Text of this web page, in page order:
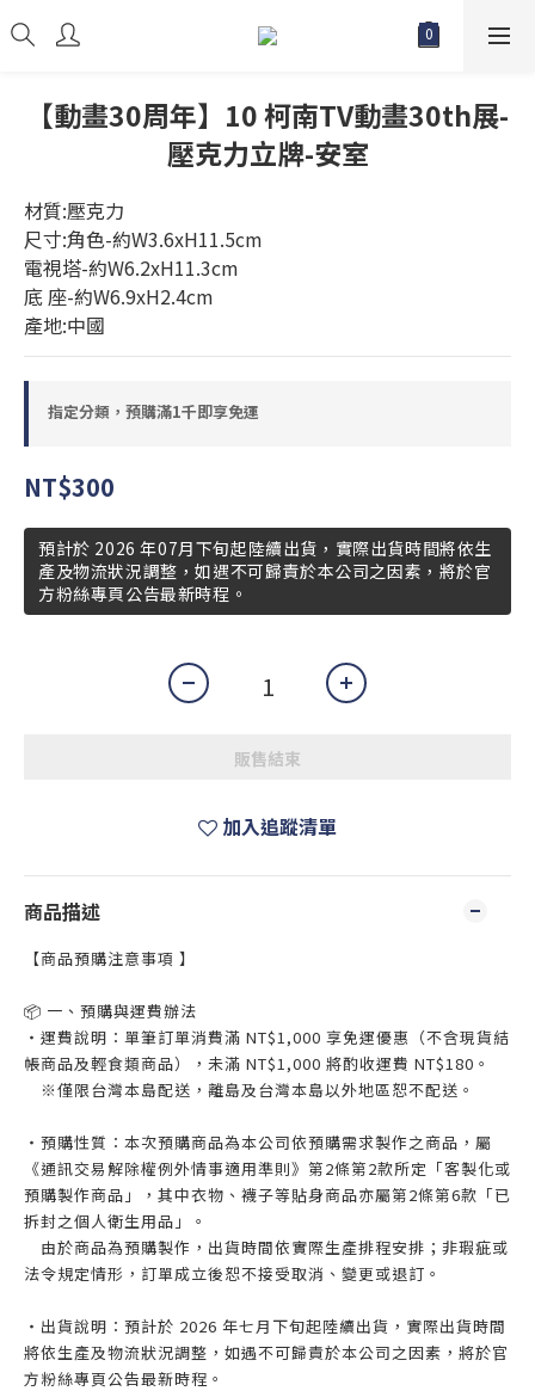
【動畫30周年】10 柯南TV動畫30th展-
壓克力立牌-安室
材質:壓克力
尺寸:角色-約W3.6xH11.5cm
電視塔-約W6.2xH11.3cm
底 座-約W6.9xH2.4cm
產地:中國
指定分類，預購滿1千即享免運
NT$300
預計於 2026 年07月下旬起陸續出貨，實際出貨時間將依生
產及物流狀況調整，如遇不可歸責於本公司之因素，將於官
方粉絲專頁公告最新時程。
販售結束
加入追蹤清單
商品描述
【商品預購注意事項 】
📦 一、預購與運費辦法
・運費說明：單筆訂單消費滿 NT$1,000 享免運優惠（不含現貨結
帳商品及輕食類商品），未滿 NT$1,000 將酌收運費 NT$180。
※僅限台灣本島配送，離島及台灣本島以外地區恕不配送。
・預購性質：本次預購商品為本公司依預購需求製作之商品，屬
《通訊交易解除權例外情事適用準則》第2條第2款所定「客製化或
預購製作商品」，其中衣物、襪子等貼身商品亦屬第2條第6款「已
拆封之個人衛生用品」。
由於商品為預購製作，出貨時間依實際生產排程安排；非瑕疵或
法令規定情形，訂單成立後恕不接受取消、變更或退訂。
・出貨說明：預計於 2026 年七月下旬起陸續出貨，實際出貨時間
將依生產及物流狀況調整，如遇不可歸責於本公司之因素，將於官
方粉絲專頁公告最新時程。